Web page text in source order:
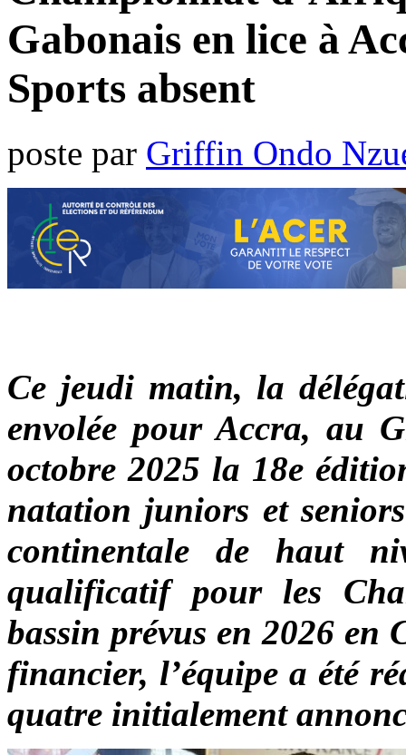
Gabonais en lice à
Sports absent
poste par Griffin Ondo
Ce jeudi matin, la
envolée pour Accra, au
octobre 2025 la 18e
natation juniors et
continentale de haut
qualificatif pour les
bassin prévus en 2026 en
financier, l’équipe a été
quatre initialement